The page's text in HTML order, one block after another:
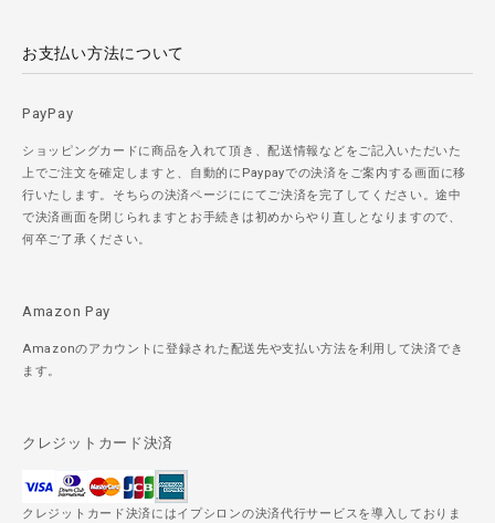
お支払い方法について
PayPay
ショッピングカードに商品を入れて頂き、配送情報などをご記入いただいた
上でご注文を確定しますと、自動的にPaypayでの決済をご案内する画面に移
行いたします。そちらの決済ページににてご決済を完了してください。途中
で決済画面を閉じられますとお手続きは初めからやり直しとなりますので、
何卒ご了承ください。
Amazon Pay
Amazonのアカウントに登録された配送先や支払い方法を利用して決済でき
ます。
クレジットカード決済
クレジットカード決済にはイプシロンの決済代行サービスを導入しておりま